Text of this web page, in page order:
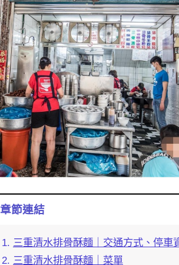
章節連結
三重清水排骨酥麵｜交通方式、停車
三重清水排骨酥麵｜菜單